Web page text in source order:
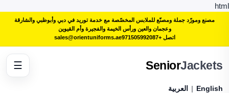
html
مصنع ومورّد جملة ومصنّع للملابس المخصّصة مع خدمة توريد في دبي وأبوظبي والشارقة
وعجمان والعين ورأس الخيمة والفجيرة وأم القيوين
اتصل +971505992087
sales@orientuniforms.ae
SeniorJackets
English
| العربية
☰